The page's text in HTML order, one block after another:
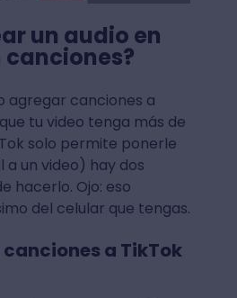
un audio en
canciones?
agregar canciones a
tu video tenga más de
solo permite ponerle
a un video) hay dos
hacerlo. Ojo: eso
del celular que tengas.
a TikTok